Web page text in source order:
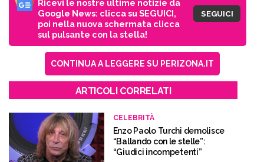
Ricevi le nostre ultime notizie da
Google News: clicca su SEGUICI,
poi nella nuova schermata clicca
sul pulsante con la stella!
SEGUICI
CONTINUA A LEGGERE SU PERIZONA.IT
ARTICOLI CORRELATI
CELEBRITÀ
Enzo Paolo Turchi demolisce
“Ballando con le stelle”:
“Giudici incompetenti”